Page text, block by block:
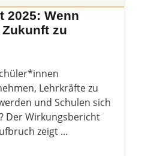
2025: Wenn
zu
Lehrkräfte zu
und Schulen sich
Der Wirkungsbericht
zeigt ...